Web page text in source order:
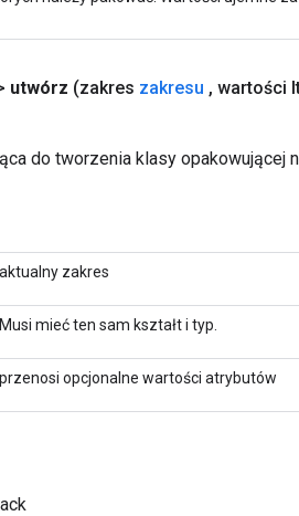
utwórz (zakres zakresu , wartości
do tworzenia klasy opakowującej
aktualny zakres
Musi mieć ten sam kształt i typ.
przenosi opcjonalne wartości atrybutów